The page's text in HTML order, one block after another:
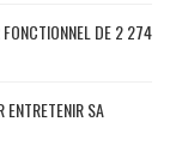
DE 2 274
SA